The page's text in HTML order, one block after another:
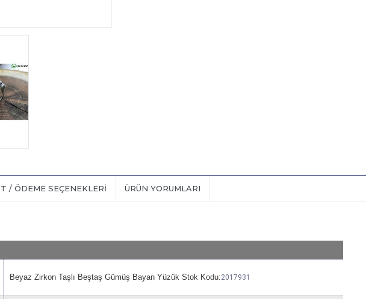
/ ÖDEME SEÇENEKLERI ÜRÜN YORUMLARI
Beyaz Zirkon Taşlı Beştaş Gümüş Bayan Yüzük Stok Kodu:2017931